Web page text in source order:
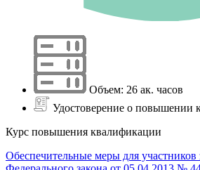
Объем: 26 ак. часов
Удостоверение о повышении
Курс повышения квалификации
Обеспечительные меры для участников